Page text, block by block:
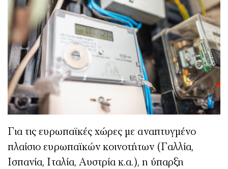
Για τις ευρωπαϊκές χώρες με αναπτυγμένο
πλαίσιο ευρωπαϊκών κοινοτήτων (Γαλλία,
Ισπανία, Ιταλία, Αυστρία κ.α.), η ύπαρξη